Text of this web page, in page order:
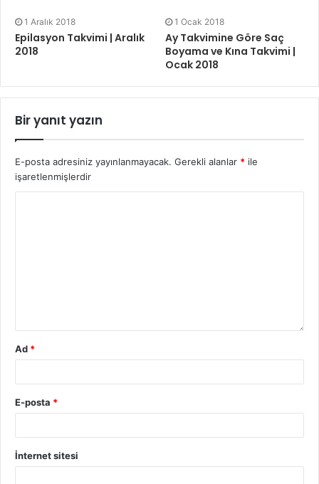
1 Aralık 2018
Epilasyon Takvimi | Aralık
2018
1 Ocak 2018
Ay Takvimine Göre Saç
Boyama ve Kına Takvimi |
Ocak 2018
Bir yanıt yazın
E-posta adresiniz yayınlanmayacak. Gerekli alanlar * ile
işaretlenmişlerdir
Ad *
E-posta *
İnternet sitesi